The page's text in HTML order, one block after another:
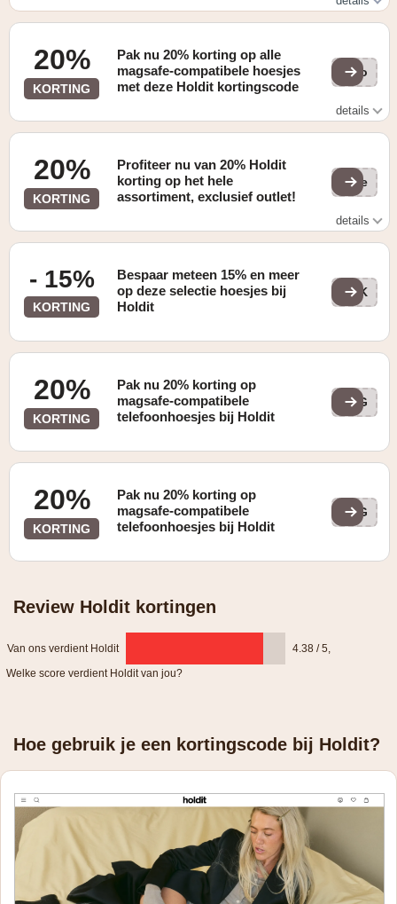
20%
KORTING
Pak nu 20% korting op alle
magsafe-compatibele hoesjes
met deze Holdit kortingscode
Sco
details
20%
KORTING
Profiteer nu van 20% Holdit
korting op het hele
assortiment, exclusief outlet!
(ge
details
- 15%
KORTING
Bespaar meteen 15% en meer
op deze selectie hoesjes bij
Holdit
n8K
20%
KORTING
Pak nu 20% korting op
magsafe-compatibele
telefoonhoesjes bij Holdit
MAG
20%
KORTING
Pak nu 20% korting op
magsafe-compatibele
telefoonhoesjes bij Holdit
MAG
Review Holdit kortingen
Van ons verdient Holdit 4.38 / 5
Welke score verdient Holdit van jou?
Hoe gebruik je een kortingscode bij Holdit?